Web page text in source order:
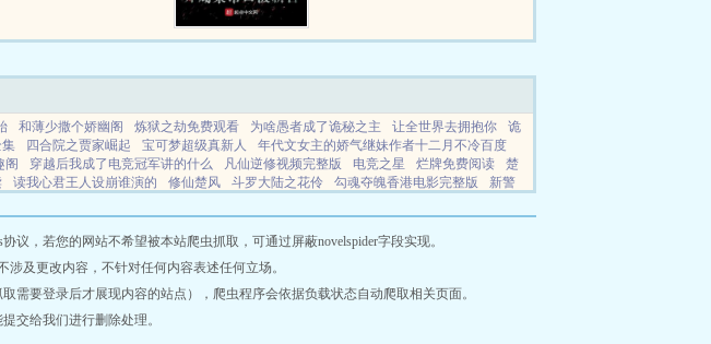
要什么？要你。都说御枭
等天灾纷纷降临。更有无数妖魔横
和薄少撒个娇幽阁 炼狱之劫免费观看 为啥愚者成了诡秘之主 让全世界去拥抱你
诡
四合院之贾家崛起 宝可梦超级真新人
年代文女主的娇气继妹作者十二月不冷百度
阁 穿越后我成了电竞冠军讲的什么 凡仙逆修视频完整版 电竞之星 烂牌免费阅读
楚
读我心君王人设崩谁演的 修仙楚风 斗罗大陆之花伶 勾魂夺魄香港电影完整版
新警
什么 情债原著叫什么 这是一个门游戏 CoS八重神子 六边形暗示着什么
新警察故
真新镇的 让世界拥抱你歌曲原唱 盗墓从黄皮子开始的修仙日常免费阅读
狗 挥剑诗篇nrr章节 穿越躺平了免费阅读 笑清廷全文
么牌子 精灵宝可梦真新镇就在不远处了 裙子 底下 四合院成为贾家二儿子
七零军婚
成后娘带崽崽木兮 楚文全集免费阅读无弹窗全文下
神仙境界 这是个游戏电影
，若您的网站不希望被本站爬虫抓取，可通过屏蔽novelspider字段实现。
及更改内容，不针对任何内容表述任何立场。
要登录后才展现内容的站点），爬虫程序会依据负载状态自动爬取相关页面。
交给我们进行删除处理。